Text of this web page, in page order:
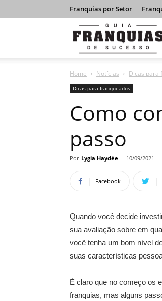
Franquias por Setor
Home Notícias Dicas para
Dicas para franqueados
Como
passo
Por Lygia Haydée - 10/09/2021
Facebook
Quando você decide
sua avaliação sobre em
você tenha um bom nível
suas características
É claro que no começo os
franquias, mas alguns